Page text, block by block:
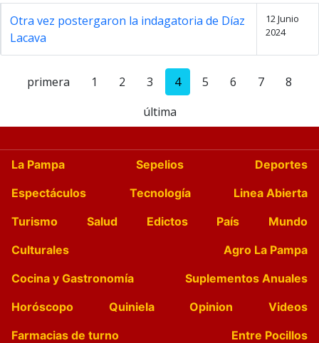
Otra vez postergaron la indagatoria de Díaz
Lacava
12 Junio
2024
primera 1 2 3 4 5 6 7
8
última
La Pampa Sepelios
Deportes
Espectáculos
Tecnología
Linea Abierta
Turismo
Salud Edictos País
Mundo
Culturales
Agro La Pampa
Cocina y Gastronomía
Suplementos Anuales
Horóscopo
Quiniela Opinion
Videos
Farmacias de turno
Entre Pocillos